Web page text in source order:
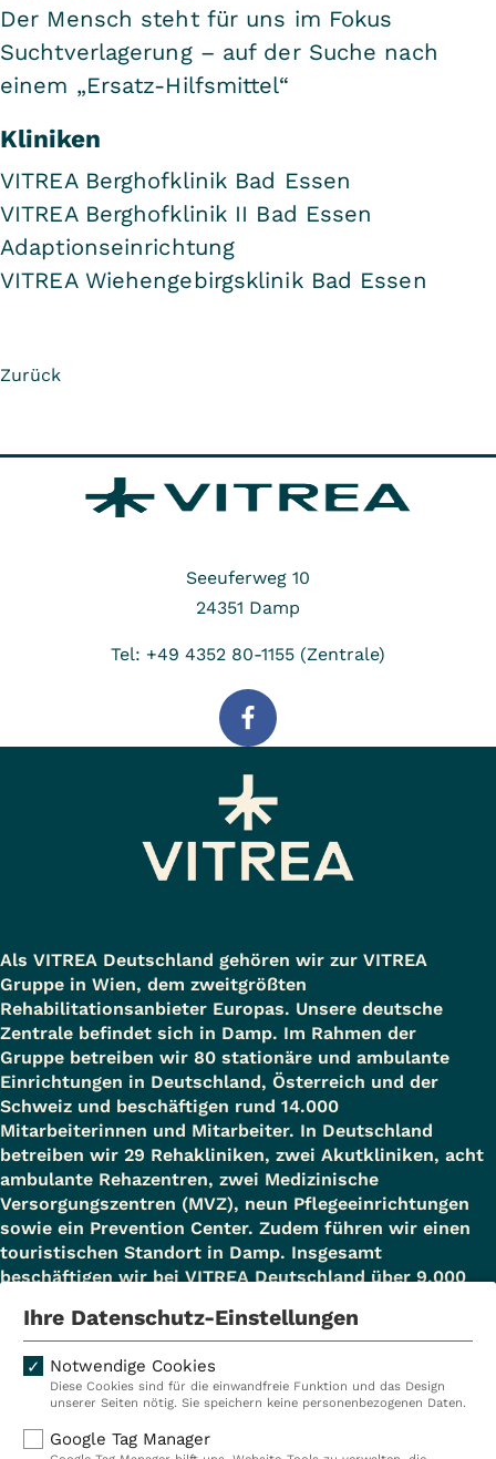
Der Mensch steht für uns im Fokus
Suchtverlagerung – auf der Suche nach
einem „Ersatz-Hilfsmittel“
Kliniken
VITREA Berghofklinik Bad Essen
VITREA Berghofklinik II Bad Essen
Adaptionseinrichtung
VITREA Wiehengebirgsklinik Bad Essen
Zurück
Seeuferweg 10
24351 Damp
Tel: +49 4352 80-1155 (Zentrale)
Als VITREA Deutschland gehören wir zur VITREA
Gruppe in Wien, dem zweitgrößten
Rehabilitationsanbieter Europas. Unsere deutsche
Zentrale befindet sich in Damp. Im Rahmen der
Gruppe betreiben wir 80 stationäre und ambulante
Einrichtungen in Deutschland, Österreich und der
Schweiz und beschäftigen rund 14.000
Mitarbeiterinnen und Mitarbeiter. In Deutschland
betreiben wir 29 Rehakliniken, zwei Akutkliniken, acht
ambulante Rehazentren, zwei Medizinische
Versorgungszentren (MVZ), neun Pflegeeinrichtungen
sowie ein Prevention Center. Zudem führen wir einen
touristischen Standort in Damp. Insgesamt
beschäftigen wir bei VITREA Deutschland über 9.000
Kliniken
Ambulant
Reha
Ihre Datenschutz-Einstellungen
Notwendige Cookies
Diese Cookies sind für die einwandfreie Funktion und das Design
unserer Seiten nötig. Sie speichern keine personenbezogenen Daten.
Google Tag Manager